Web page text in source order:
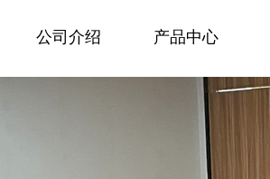
公司介绍 产品中心